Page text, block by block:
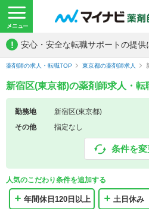
! 安心・安全な転職サポートの提供
薬剤師の求人・転職TOP 東京都の薬剤師求人
新宿区(東京都)の薬剤師求人・転
勤務地
新宿区(東京都)
その他
指定なし
条件を変
人気のこだわり条件を追加する
年間休日120日以上 土日休み